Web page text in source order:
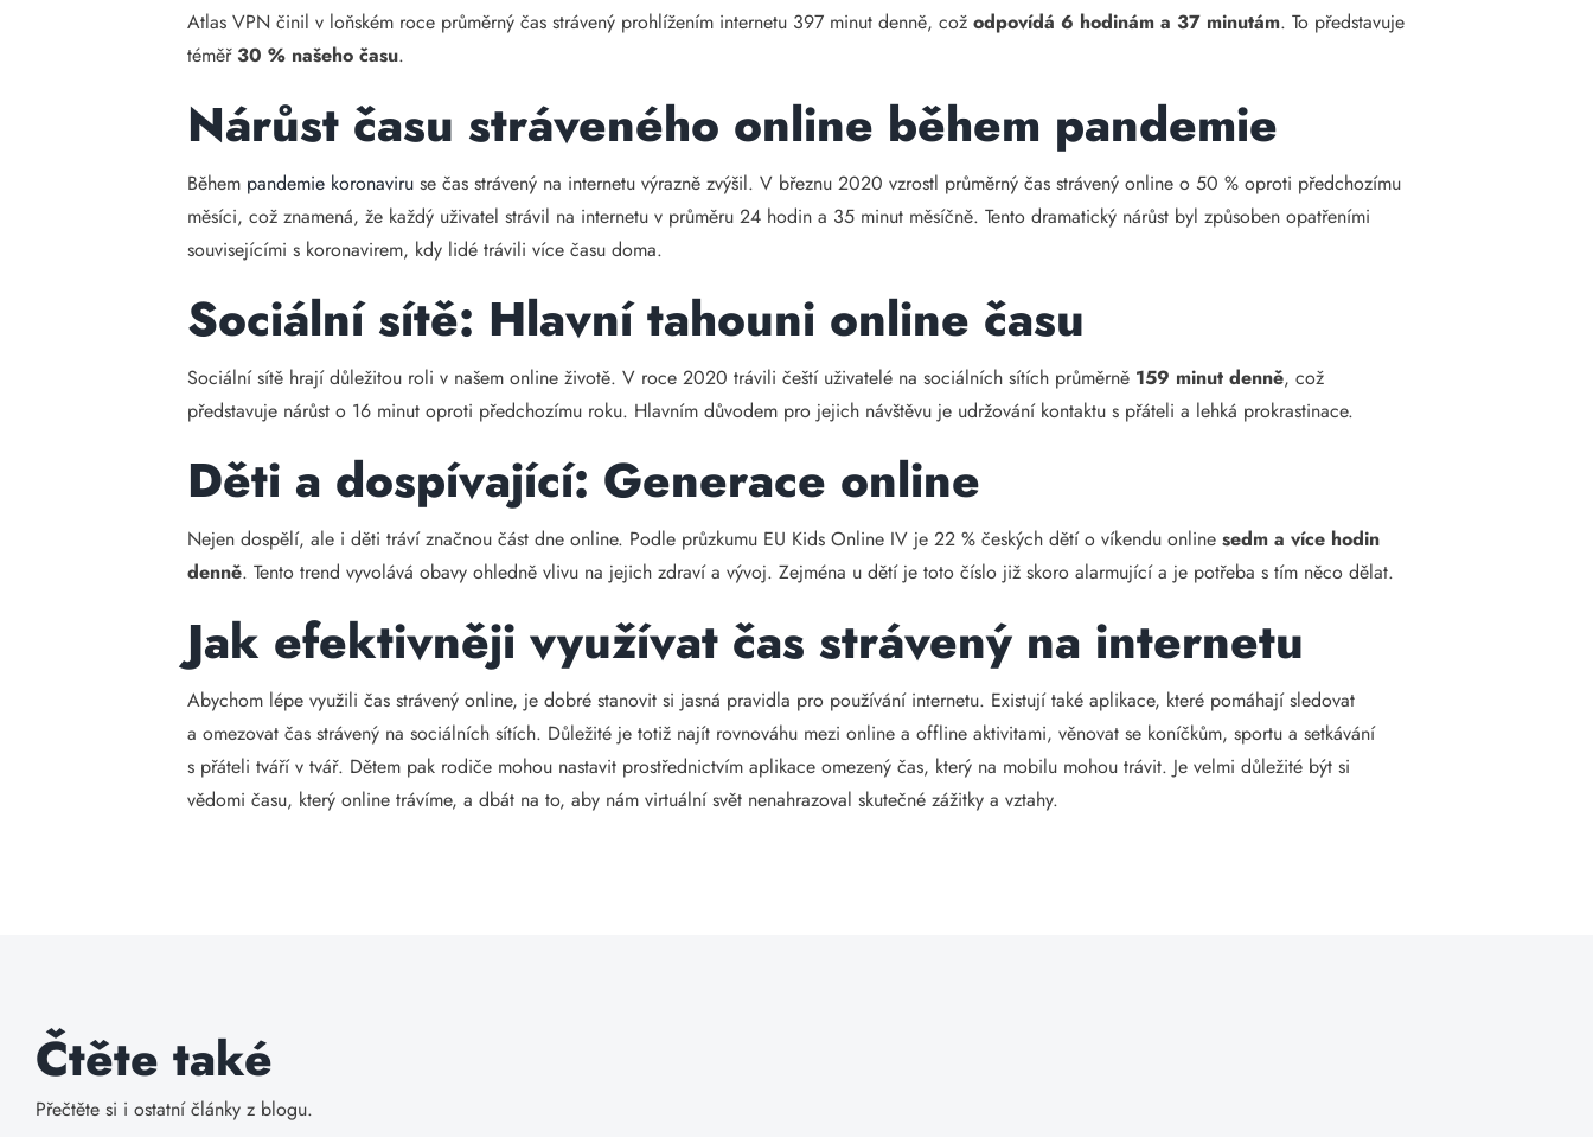
Atlas VPN činil v loňském roce průměrný čas strávený prohlížením internetu 397 minut denně, cožodpovídá 6 hodinám a 37 minutám. To představuje
téměř 30 % našeho času.
Nárůst času stráveného online během pandemie
Během pandemie koronaviru se čas strávený na internetu výrazně zvýšil. V březnu 2020 vzrostl průměrný čas strávený online o 50 % oproti předchozímu
měsíci, což znamená, že každý uživatel strávil na internetu v průměru 24 hodin a 35 minut měsíčně. Tento dramatický nárůst byl způsoben opatřeními
souvisejícími s koronavirem, kdy lidé trávili více času doma.
Sociální sítě: Hlavní tahouni online času
Sociální sítě hrají důležitou roli v našem online životě. V roce 2020 trávili čeští uživatelé na sociálních sítích průměrně 159 minut denně, což
představuje nárůst o 16 minut oproti předchozímu roku. Hlavním důvodem pro jejich návštěvu je udržování kontaktu s přáteli a lehká prokrastinace.
Děti a dospívající: Generace online
Nejen dospělí, ale i děti tráví značnou část dne online. Podle průzkumu EU Kids Online IV je 22 % českých dětí o víkendu onlinesedm a více hodin
denně. Tento trend vyvolává obavy ohledně vlivu na jejich zdraví a vývoj. Zejména u dětí je toto číslo již skoro alarmující a je potřeba s tím něco dělat.
Jak efektivněji využívat čas strávený na internetu
Abychom lépe využili čas strávený online, je dobré stanovit si jasná pravidla pro používání internetu. Existují také aplikace, které pomáhají sledovat
a omezovat čas strávený na sociálních sítích. Důležité je totiž najít rovnováhu mezi online a offline aktivitami, věnovat se koníčkům, sportu a setkávání
s přáteli tváří v tvář. Dětem pak rodiče mohou nastavit prostřednictvím aplikace omezený čas, který na mobilu mohou trávit. Je velmi důležité být si
vědomi času, který online trávíme, a dbát na to, aby nám virtuální svět nenahrazoval skutečné zážitky a vztahy.
Čtěte také
Přečtěte si i ostatní články z blogu.